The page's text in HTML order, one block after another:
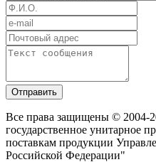
Отправить
Все права защищены © 2004-
государственное унитарное
поставкам продукции
Российской Федерации"